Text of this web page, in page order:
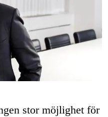
stor möjlighet för